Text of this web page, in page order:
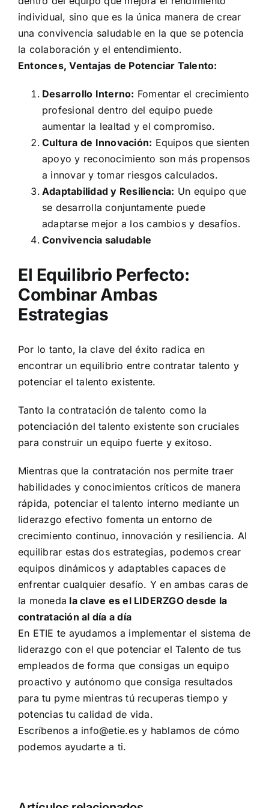
individual, sino que es la única manera de crear
una convivencia saludable en la que se potencia
la colaboración y el entendimiento.
Entonces, Ventajas de Potenciar Talento:
Desarrollo Interno: Fomentar el crecimiento
profesional dentro del equipo puede
aumentar la lealtad y el compromiso.
Cultura de Innovación: Equipos que sienten
apoyo y reconocimiento son más propensos
a innovar y tomar riesgos calculados.
Adaptabilidad y Resiliencia: Un equipo que
se desarrolla conjuntamente puede
adaptarse mejor a los cambios y desafíos.
Convivencia saludable
El Equilibrio Perfecto:
Combinar Ambas
Estrategias
Por lo tanto, la clave del éxito radica en
encontrar un equilibrio entre contratar talento y
potenciar el talento existente.
Tanto la contratación de talento como la
potenciación del talento existente son cruciales
para construir un equipo fuerte y exitoso.
Mientras que la contratación nos permite traer
habilidades y conocimientos críticos de manera
rápida, potenciar el talento interno mediante un
liderazgo efectivo fomenta un entorno de
crecimiento continuo, innovación y resiliencia. Al
equilibrar estas dos estrategias, podemos crear
equipos dinámicos y adaptables capaces de
enfrentar cualquier desafío. Y en ambas caras de
la moneda la clave es el LIDERZGO desde la
contratación al día a día
En ETIE te ayudamos a implementar el sistema de
liderazgo con el que potenciar el Talento de tus
empleados de forma que consigas un equipo
proactivo y autónomo que consiga resultados
para tu pyme mientras tú recuperas tiempo y
potencias tu calidad de vida.
Escríbenos a info@etie.es y hablamos de cómo
podemos ayudarte a ti.
Cómo